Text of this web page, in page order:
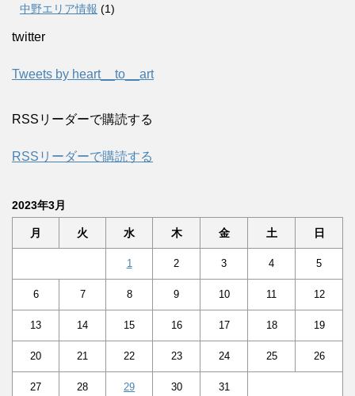
中野エリア情報 (1)
twitter
Tweets by heart__to__art
RSSリーダーで購読する
RSSリーダーで購読する
2023年3月
月 火 水 木 金 土 日
1 2 3 4 5
6 7 8 9 10 11 12
13 14 15 16 17 18 19
20 21 22 23 24 25 26
27 28 29 30 31